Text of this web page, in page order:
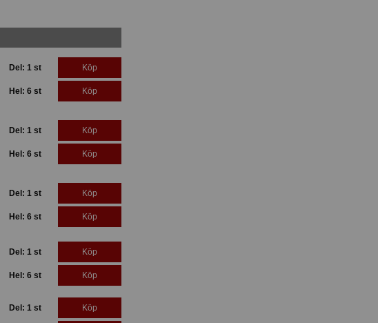
Del: 1 st Köp
Hel: 6 st Köp
Del: 1 st Köp
Hel: 6 st Köp
Del: 1 st Köp
Hel: 6 st Köp
Del: 1 st Köp
Hel: 6 st Köp
Del: 1 st Köp